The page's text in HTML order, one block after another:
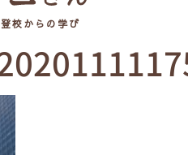
校からの学び